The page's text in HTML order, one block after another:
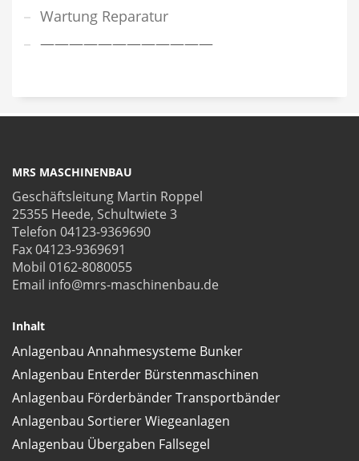
Wartung Reparatur
————————————
MRS MASCHINENBAU
Geschäftsleitung Martin Roppel
25355 Heede, Schultwiete 3
Telefon 04123-9369690
Fax 04123-9369691
Mobil 0162-8080055
Email info@mrs-maschinenbau.de
Inhalt
Anlagenbau Annahmesysteme Bunker
Anlagenbau Enterder Bürstenmaschinen
Anlagenbau Förderbänder Transportbänder
Anlagenbau Sortierer Wiegeanlagen
Anlagenbau Übergaben Fallsegel